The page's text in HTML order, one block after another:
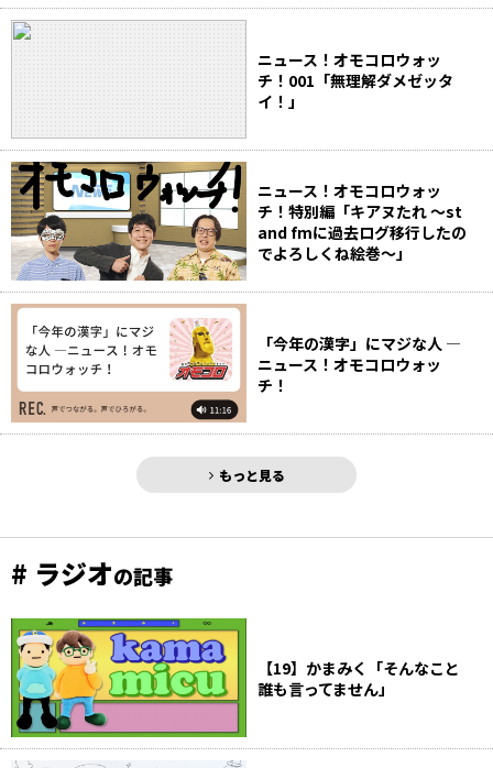
ニュース！オモコロウォッ
チ！001「無理解ダメゼッタ
イ！」
ニュース！オモコロウォッ
チ！特別編「キアヌたれ ～st
and fmに過去ログ移行したの
でよろしくね絵巻～」
「今年の漢字」にマジな人 ―
ニュース！オモコロウォッ
チ！
もっと見る
# ラジオの記事
【19】かまみく「そんなこと
誰も言ってません」